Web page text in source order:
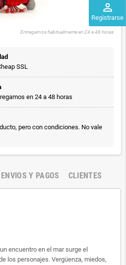
perm_identity
Registrarse
Entregamos habitualmente en 24 a 48 horas
SSL
en 24 a 48 horas
pero con condiciones. No vale
ENVIOS Y PAGOS CLIENTES
encuentro en el mar surge el
los personajes. Vergüenza, miedos,